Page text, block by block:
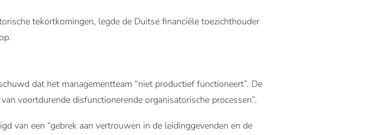
tekortkomingen, legde de Duitse financiële toezichthouder
dat het managementteam “niet productief functioneert”. De
voortdurende disfunctionerende organisatorische processen”.
van een “gebrek aan vertrouwen in de leidinggevenden en de